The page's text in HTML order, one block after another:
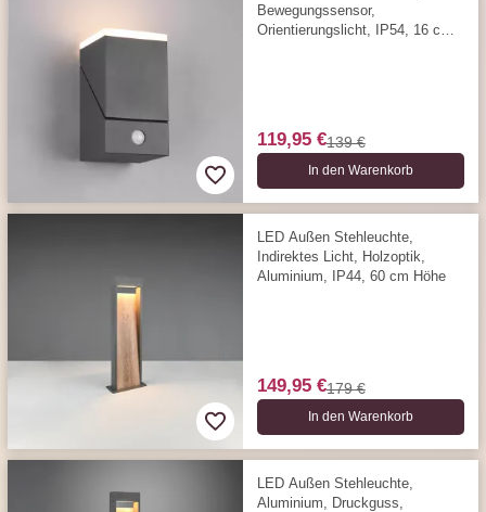
Bewegungssensor,
Orientierungslicht, IP54, 16 cm
119,95 €139 €
In den Warenkorb
LED Außen Stehleuchte,
Indirektes Licht, Holzoptik,
Aluminium, IP44, 60 cm Höhe
149,95 €179 €
In den Warenkorb
LED Außen Stehleuchte,
Aluminium, Druckguss,